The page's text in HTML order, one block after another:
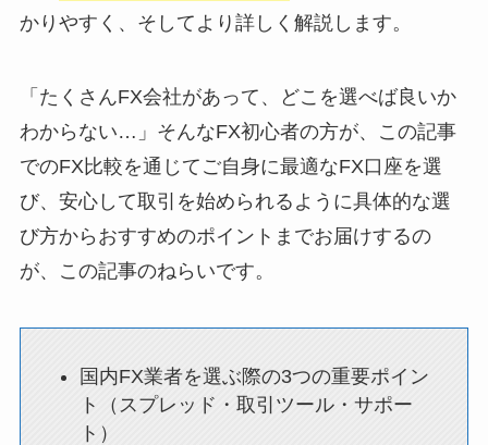
かりやすく、そしてより詳しく解説します。
「たくさんFX会社があって、どこを選べば良いか
わからない…」そんなFX初心者の方が、この記事
でのFX比較を通じてご自身に最適なFX口座を選
び、安心して取引を始められるように具体的な選
び方からおすすめのポイントまでお届けするの
が、この記事のねらいです。
国内FX業者を選ぶ際の3つの重要ポイン
ト（スプレッド・取引ツール・サポー
ト）